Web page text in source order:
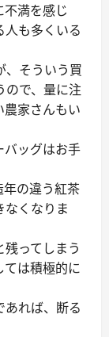
満を感じ
人も多くいる
、そういう買
ので、量に注
農家さんもい
バッグはお手
年の違う紅茶
なくなりま
ってしまう
ては積極的に
あれば、断る